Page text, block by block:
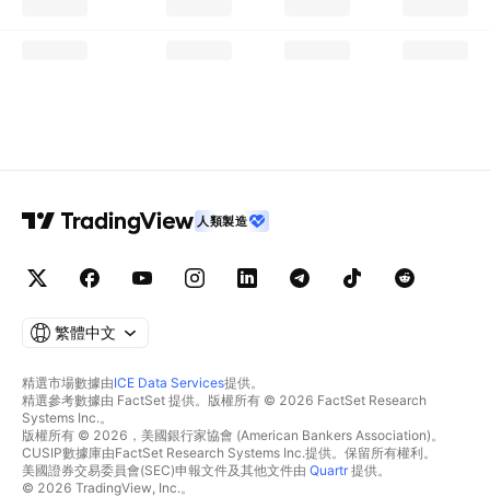
人類製造
繁體中文
精選市場數據由ICE Data Services提供。
精選參考數據由 FactSet 提供。版權所有 © 2026 FactSet Research
Systems Inc.。
版權所有 © 2026，美國銀行家協會 (American Bankers Association)。
CUSIP數據庫由FactSet Research Systems Inc.提供。保留所有權利。
美國證券交易委員會(SEC)申報文件及其他文件由 Quartr提供。
© 2026 TradingView, Inc.。